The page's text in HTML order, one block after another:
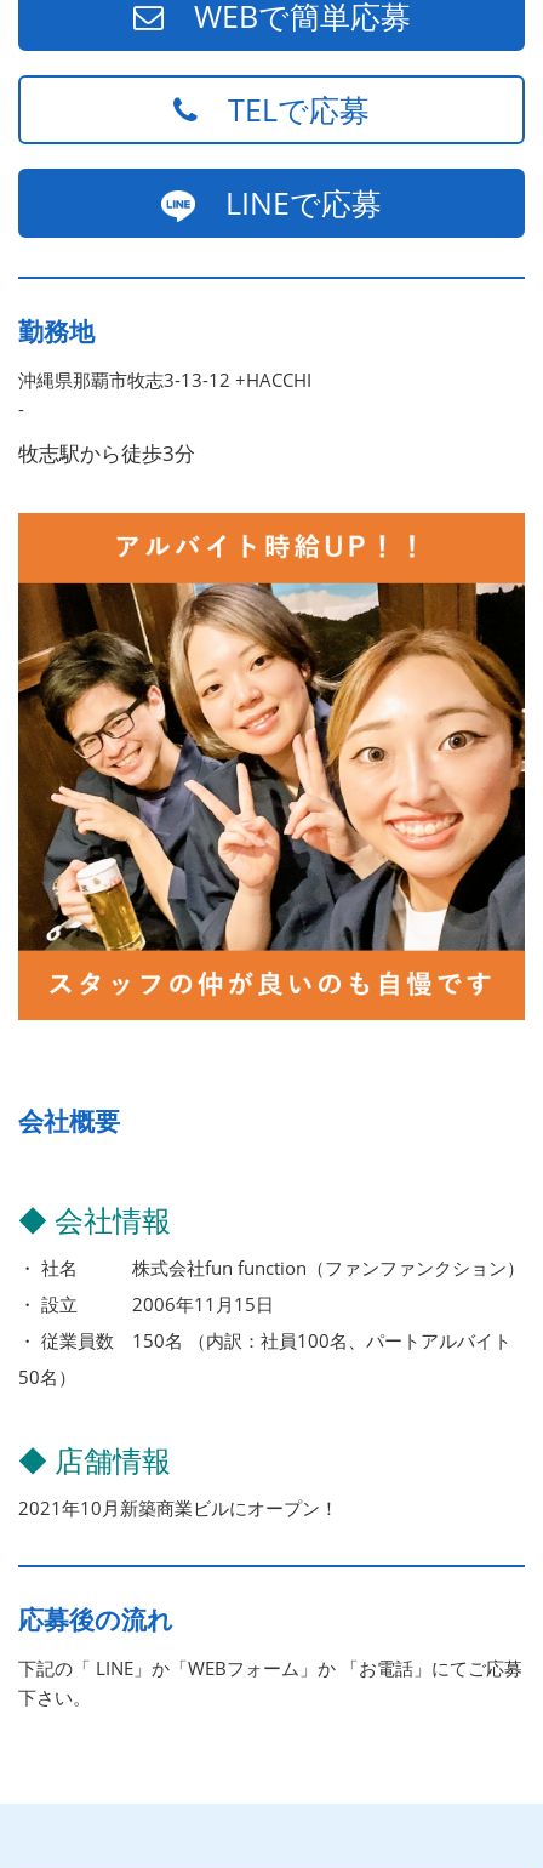
WEBで簡単応募
TELで応募
LINEで応募
勤務地
沖縄県那覇市牧志3-13-12 +HACCHI
-
牧志駅から徒歩3分
会社概要
◆ 会社情報
・ 社名 株式会社fun function（ファンファンクション）
・ 設立 2006年11月15日
・ 従業員数 150名 （内訳：社員100名、パートアルバイト
50名）
◆ 店舗情報
2021年10月新築商業ビルにオープン！
応募後の流れ
下記の「 LINE」か「WEBフォーム」か 「お電話」にてご応募
下さい。